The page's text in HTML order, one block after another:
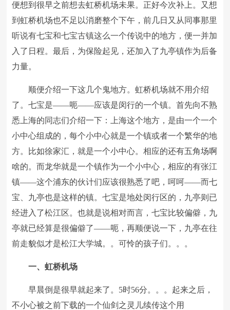
便想到很早之前想去虹桥机场未果。正好今次补上。又想
到虹桥机场也不足以消磨整个下午，前几日又从同事那里
听说有七宝和七宝古镇这么一个传说中的地方，便一并加
入了日程。最后，为保险起见，还加入了九亭镇作为后备
力量。
顺便介绍一下这几个鬼地方。虹桥机场就不用介绍
了。七宝是——呃——应该是闵行的一个镇。首先向不熟
悉上海的同志们介绍一下：上海这个地方，是由一个一个
小中心组成的，每个小中心就是一个镇或者一个繁华的地
方。比如徐家汇，就是一个小中心。相应的还有五角场啊
啥的。而龙华就是一个镇作为一个小中心，相应的有张江
镇——这个浦东的伙计们应该很熟悉了吧，呵呵——而七
宝、九亭也是这样的镇。七宝是地处闵行区的，九亭则已
经进入了松江区。也就是说相对而言，七宝比较偏僻，九
亭就已经算是很偏僻了——呃，再顺便说一下，九亭在往
前走貌似才是松江大学城。。可怜的孩子们。。。
一、虹桥机场
早晨倒是很早就起来了。5时56分。。。起来之后，
不小心被之前下载的一个仙剑之灵儿续传这个用